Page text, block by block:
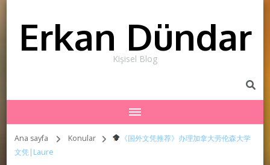
Erkan Dündar
Kişisel Blog
Ana sayfa Konular
《国外文凭推荐》办理加拿大劳伦森大学
文凭|Laure